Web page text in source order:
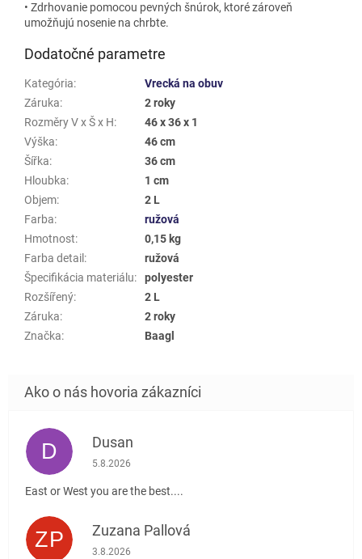
• Zdrhovanie pomocou pevných šnúrok, ktoré zároveň
umožňujú nosenie na chrbte.
Dodatočné parametre
Kategória:
Vrecká na obuv
Záruka:
2 roky
Rozměry V x Š x H:
46 x 36 x 1
Výška:
46 cm
Šířka:
36 cm
Hloubka:
1 cm
Objem:
2 L
Farba:
ružová
Hmotnost:
0,15 kg
Farba detail :
ružová
Špecifikácia materiálu:
polyester
Rozšířený:
2 L
Záruka:
2 roky
Značka: Baagl
D Dusan
Hodnotenie obchodu je 5 z 5 hviezdičiek.
5.8.2026
East or West you are the best....
ZP Zuzana Pallová
Hodnotenie obchodu je 5 z 5 hviezdičiek.
3.8.2026